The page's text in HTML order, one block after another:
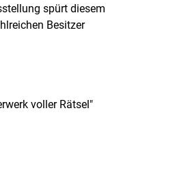
spürt diesem
Besitzer
voller Rätsel"